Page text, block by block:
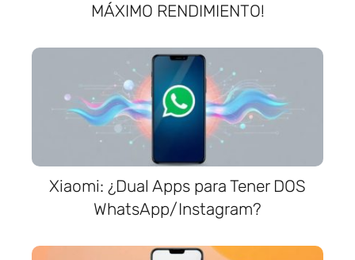
MÁXIMO RENDIMIENTO!
Xiaomi: ¿Dual Apps para Tener DOS
WhatsApp/Instagram?